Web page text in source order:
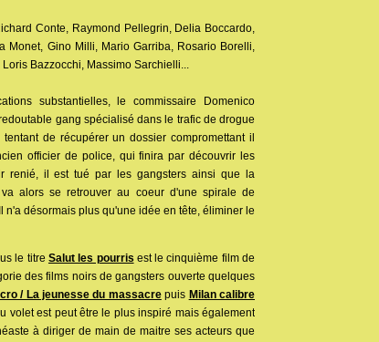
Conte, Raymond Pellegrin, Delia Boccardo,
Monet, Gino Milli, Mario Garriba, Rosario Borelli,
Bazzocchi, Massimo Sarchielli...
substantielles, le commissaire Domenico
gang spécialisé dans le trafic de drogue
de récupérer un dossier compromettant il
officier de police, qui finira par découvrir les
renié, il est tué par les gangsters ainsi que la
alors se retrouver au coeur d'une spirale de
désormais plus qu'une idée en tête, éliminer le
le titre Salut les pourris est le cinquième film de
des films noirs de gangsters ouverte quelques
/ La jeunesse du massacrepuis Milan calibre
volet est peut être le plus inspiré mais également
à diriger de main de maitre ses acteurs que